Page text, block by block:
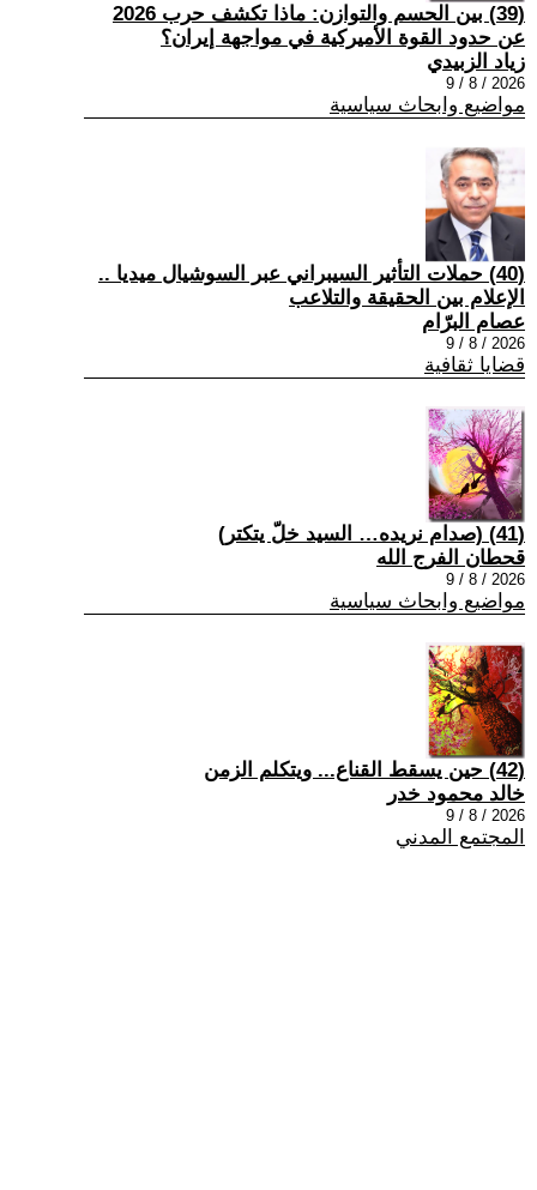
(39) بين الحسم والتوازن: ماذا تكشف حرب 2026
عن حدود القوة الأميركية في مواجهة إيران؟
زياد الزبيدي
2026 / 8 / 9
مواضيع وابحاث سياسية
(40) حملات التأثير السيبراني عبر السوشيال ميديا ..
الإعلام بين الحقيقة والتلاعب
عصام البرّام
2026 / 8 / 9
قضايا ثقافية
(41) (صدام نريده… السيد خلّ يتكتر)
قحطان الفرج الله
2026 / 8 / 9
مواضيع وابحاث سياسية
(42) حين يسقط القناع... ويتكلم الزمن
خالد محمود خدر
2026 / 8 / 9
المجتمع المدني